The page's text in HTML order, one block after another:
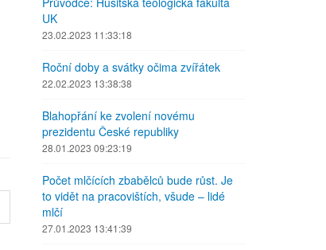
UK
23.02.2023 11:33:18
Roční doby a svátky očima zvířátek
22.02.2023 13:38:38
Blahopřání ke zvolení novému
prezidentu České republiky
28.01.2023 09:23:19
Počet mlčících zbabělců bude růst. Je
to vidět na pracovištích, všude – lidé
mlčí
27.01.2023 13:41:39